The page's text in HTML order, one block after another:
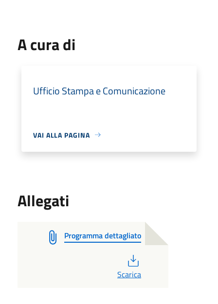
A cura di
Ufficio Stampa e Comunicazione
VAI ALLA PAGINA
Allegati
Programma dettagliato
Scarica